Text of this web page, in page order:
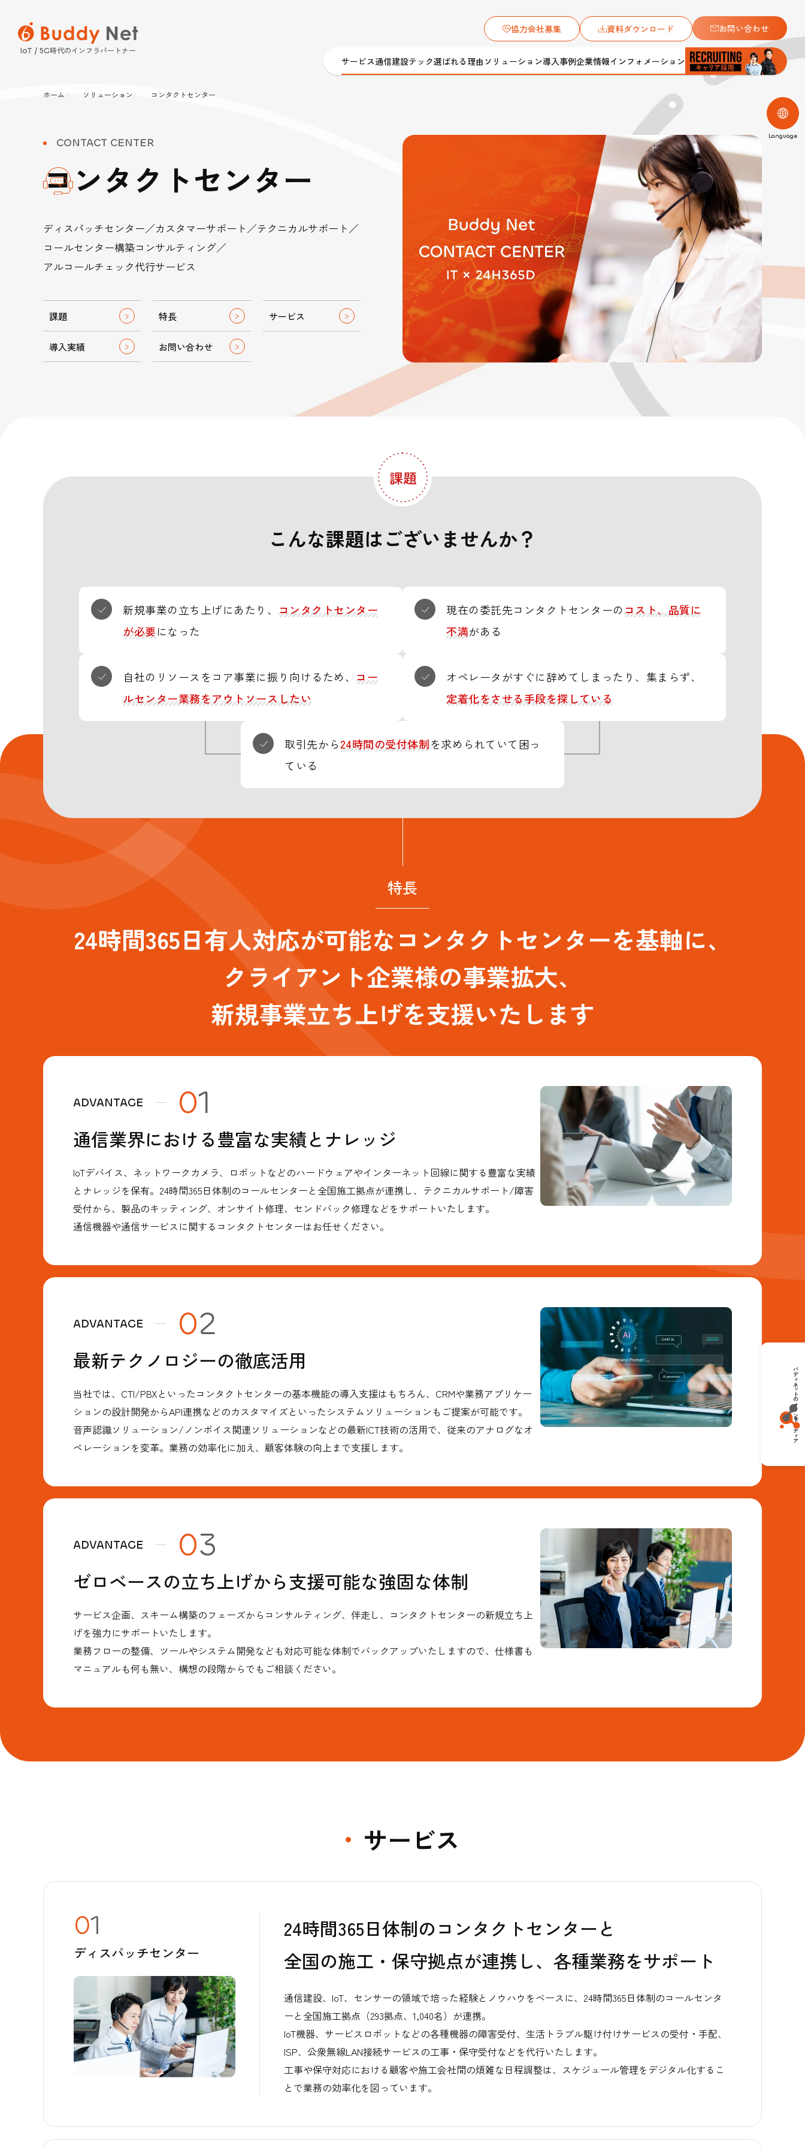
IoT / 5G時代のインフラパートナー
協力会社募集 資料ダウンロード お問い合わせ
サービス
サービスロボット導入･保守サービス
ROBONARA（ロボナラ）
アルコールチェック代行サービス
法人向けスマートフォン
通信建設テック選ばれる理由 ソリューション
サイネージ 導入／設置
保守メンテナンス
再生可能エネルギー 総合土木工事
コンタクトセンター プロジェクト支援
ハードウェア・
ネットワーク機器 開発
導入事例企業情報
会社案内
グループ会社 メディアギャラリー
サステナビリティ
インフォメーション
「通信建設業界とバディネットを、もっとオープンに。」をテーマに
新着情報
公式note 公式Youtubeチャンネル 公式Wantedly
公式Facebook
バディネットのオウンドメディア
Language
CHINESE（Simplified）
CHINESE（Traditional）
ホーム ソリューション コンタクトセンター
CONTACT CENTER
コンタクトセンター
ディスパッチセンター／カスタマーサポート／テクニカルサポート／
コールセンター構築コンサルティング／
アルコールチェック代行サービス
課題 特長 サービス
導入実績 お問い合わせ
こんな課題はございませんか？
新規事業の立ち上げにあたり、 コンタクトセンター
が必要になった
現在の委託先コンタクトセンターのコスト、品質に
不満がある
自社のリソースをコア事業に振り向けるため、コー
ルセンター業務をアウトソースしたい
オペレータがすぐに辞めてしまったり、集まらず、
定着化をさせる手段を探している
取引先から24時間の受付体制を求められていて困っ
ている
特長
24時間365日有人対応が可能なコンタクトセンターを基軸に、
クライアント企業様の事業拡大、
新規事業立ち上げを支援いたします
01
通信業界における豊富な実績とナレッジ
IoTデバイス、ネットワークカメラ、ロボットなどのハードウェアやインターネット回線に関する豊富な実績
とナレッジを保有。24時間365日体制のコールセンターと全国施工拠点が連携し、テクニカルサポート/障害
受付から、製品のキッティング、オンサイト修理、センドバック修理などをサポートいたします。
通信機器や通信サービスに関するコンタクトセンターはお任せください。
02
最新テクノロジーの徹底活用
当社では、CTI/PBXといったコンタクトセンターの基本機能の導入支援はもちろん、CRMや業務アプリケー
ションの設計開発からAPI連携などのカスタマイズといったシステムソリューションもご提案が可能です。
音声認識ソリューション/ノンボイス関連ソリューションなどの最新ICT技術の活用で、従来のアナログなオ
ペレーションを変革。業務の効率化に加え、顧客体験の向上まで支援します。
03
ゼロベースの立ち上げから支援可能な強固な体制
サービス企画、スキーム構築のフェーズからコンサルティング、伴走し、コンタクトセンターの新規立ち上
げを強力にサポートいたします。
業務フローの整備、ツールやシステム開発なども対応可能な体制でバックアップいたしますので、仕様書も
マニュアルも何も無い、構想の段階からでもご相談ください。
サービス
01
ディスパッチセンター
24時間365日体制のコンタクトセンターと
全国の施工・保守拠点が連携し、各種業務をサポート
通信建設、IoT、センサーの領域で培った経験とノウハウをベースに、24時間365日体制のコールセンタ
ーと全国施工拠点（293拠点、1,040名）が連携。
IoT機器、サービスロボットなどの各種機器の障害受付、生活トラブル駆け付けサービスの受付・手配、
ISP、公衆無線LAN接続サービスの工事・保守受付などを代行いたします。
工事や保守対応における顧客や施工会社間の煩雑な日程調整は、スケジュール管理をデジタル化するこ
とで業務の効率化を図っています。